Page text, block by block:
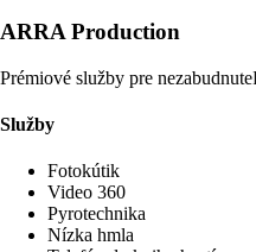
ARRA Production
Prémiové služby pre
Služby
Fotokútik
Video 360
Pyrotechnika
Nízka hmla